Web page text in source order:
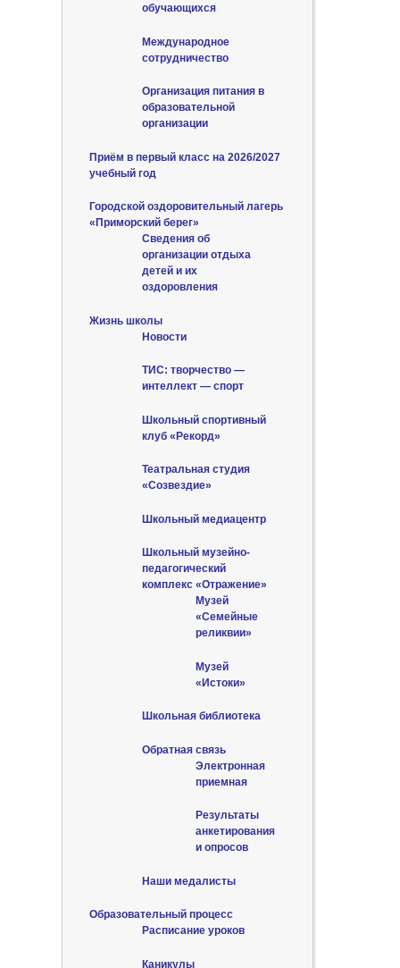
обучающихся
Международное
сотрудничество
Организация питания в
образовательной
организации
Приём в первый класс на 2026/2027
учебный год
Городской оздоровительный лагерь
«Приморский берег»
Сведения об
организации отдыха
детей и их
оздоровления
Жизнь школы
Новости
ТИС: творчество —
интеллект — спорт
Школьный спортивный
клуб «Рекорд»
Театральная студия
«Созвездие»
Школьный медиацентр
Школьный музейно-
педагогический
комплекс «Отражение»
Музей
«Семейные
реликвии»
Музей
«Истоки»
Школьная библиотека
Обратная связь
Электронная
приемная
Результаты
анкетирования
и опросов
Наши медалисты
Образовательный процесс
Расписание уроков
Каникулы